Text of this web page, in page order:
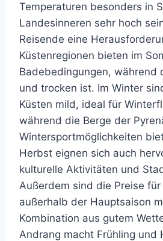
Temperaturen besonders in
Landesinneren sehr hoch
Reisende eine
Küstenregionen bieten im
Badebedingungen, während
und trocken ist. Im Winter
Küsten mild, ideal für
während die Berge der
Wintersportmöglichkeiten
Herbst eignen sich auch
kulturelle Aktivitäten und
Außerdem sind die Preise
außerhalb der Hauptsaison
Kombination aus gutem
Andrang macht Frühling und